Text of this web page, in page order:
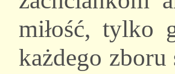
miłość, tylko
każdego